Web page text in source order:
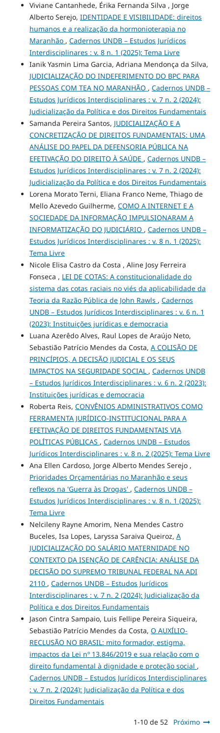
Viviane Cantanhede, Érika Fernanda Silva , Jorge
Alberto Serejo, IDENTIDADE E VISIBILIDADE: direitos
humanos e a realização da hormonioterapia no
Maranhão , Cadernos UNDB – Estudos Jurídicos
Interdisciplinares : v. 8 n. 1 (2025): Tema Livre
Ianik Yasmin Lima Garcia, Adriana Mendonça da Silva,
JUDICIALIZAÇÃO DO INDEFERIMENTO DO BPC PARA
PESSOAS COM TEA NO MARANHÃO , Cadernos UNDB –
Estudos Jurídicos Interdisciplinares : v. 7 n. 2 (2024):
Judicialização da Política e dos Direitos Fundamentais
Samanda Pereira Santos, JUDICIALIZAÇÃO E A
CONCRETIZAÇÃO DE DIREITOS FUNDAMENTAIS: UMA
ANÁLISE DO PAPEL DA DEFENSORIA PÚBLICA NA
EFETIVAÇÃO DO DIREITO À SAÚDE , Cadernos UNDB –
Estudos Jurídicos Interdisciplinares : v. 7 n. 2 (2024):
Judicialização da Política e dos Direitos Fundamentais
Lorena Morato Terni, Eliana Franco Neme, Thiago de
Mello Azevedo Guilherme, COMO A INTERNET E A
SOCIEDADE DA INFORMAÇÃO IMPULSIONARAM A
INFORMATIZAÇÃO DO JUDICIÁRIO , Cadernos UNDB –
Estudos Jurídicos Interdisciplinares : v. 8 n. 1 (2025):
Tema Livre
Nicole Elisa Castro da Costa , Aline Josy Ferreira
Fonseca , LEI DE COTAS: A constitucionalidade do
sistema das cotas raciais no viés da aplicabilidade da
Teoria da Razão Pública de John Rawls , Cadernos
UNDB – Estudos Jurídicos Interdisciplinares : v. 6 n. 1
(2023): Instituições jurídicas e democracia
Luana Azerêdo Alves, Raul Lopes de Araújo Neto,
Sebastião Patrício Mendes da Costa, A COLISÃO DE
PRINCÍPIOS, A DECISÃO JUDICIAL E OS SEUS
IMPACTOS NA SEGURIDADE SOCIAL , Cadernos UNDB
– Estudos Jurídicos Interdisciplinares : v. 6 n. 2 (2023):
Instituições jurídicas e democracia
Roberta Reis, CONVÊNIOS ADMINISTRATIVOS COMO
FERRAMENTA JURÍDICO-INSTITUCIONAL PARA A
EFETIVAÇÃO DE DIREITOS FUNDAMENTAIS VIA
POLÍTICAS PÚBLICAS , Cadernos UNDB – Estudos
Jurídicos Interdisciplinares : v. 8 n. 2 (2025): Tema Livre
Ana Ellen Cardoso, Jorge Alberto Mendes Serejo ,
Prioridades Orçamentárias no Maranhão e seus
reflexos na 'Guerra às Drogas' , Cadernos UNDB –
Estudos Jurídicos Interdisciplinares : v. 8 n. 1 (2025):
Tema Livre
Nelcileny Rayne Amorim, Nena Mendes Castro
Buceles, Isa Lopes, Laryssa Saraiva Queiroz, A
JUDICIALIZAÇÃO DO SALÁRIO MATERNIDADE NO
CONTEXTO DA ISENÇÃO DE CARÊNCIA: ANÁLISE DA
DECISÃO DO SUPREMO TRIBUNAL FEDERAL NA ADI
2110 , Cadernos UNDB – Estudos Jurídicos
Interdisciplinares : v. 7 n. 2 (2024): Judicialização da
Política e dos Direitos Fundamentais
Jason Cintra Sampaio, Luis Fellipe Pereira Siqueira,
Sebastião Patrício Mendes da Costa, O AUXÍLIO-
RECLUSÃO NO BRASIL: mito formador, estigma,
impactos da Lei nº 13.846/2019 e sua relação com o
direito fundamental à dignidade e proteção social ,
Cadernos UNDB – Estudos Jurídicos Interdisciplinares
: v. 7 n. 2 (2024): Judicialização da Política e dos
Direitos Fundamentais
1-10 de 52 Próximo